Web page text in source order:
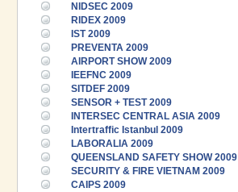
NIDSEC 2009
RIDEX 2009
IST 2009
PREVENTA 2009
AIRPORT SHOW 2009
IEEFNC 2009
SITDEF 2009
SENSOR + TEST 2009
INTERSEC CENTRAL ASIA 2009
Intertraffic Istanbul 2009
LABORALIA 2009
QUEENSLAND SAFETY SHOW 2009
SECURITY & FIRE VIETNAM 2009
CAIPS 2009